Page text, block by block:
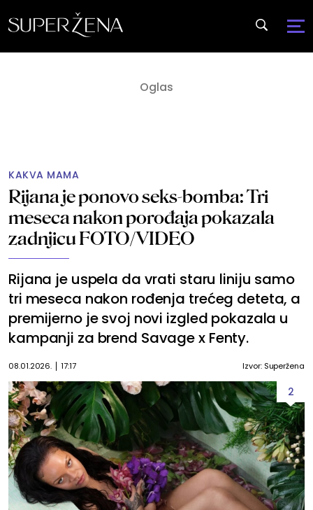
KAKVA MAMA
Rijana je ponovo seks-bomba: Tri
meseca nakon porođaja pokazala
zadnjicu FOTO/VIDEO
Rijana je uspela da vrati staru liniju samo
tri meseca nakon rođenja trećeg deteta, a
premijerno je svoj novi izgled pokazala u
kampanji za brend Savage x Fenty.
08.01.2026. 17:17 Izvor: Superžena
2